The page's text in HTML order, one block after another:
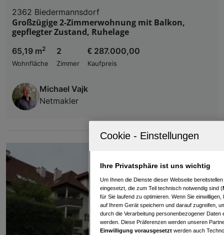
2362 Biedermannsdorf
Großzügige 2-Zimmerwohnung mit Balkon,
gepflegter Zustand, Ruhelage
65,19 m2
Wohnfläche
2
Zimmer
€ 287.000,00
Kaufpreis
Michael Vajk
Netmakler
Ihre Privatsphäre ist uns wichtig
Um Ihnen die Dienste dieser Webseite
eingesetzt, die zum Teil technisch notwendig sind (
für Sie laufend zu optimieren. Wenn Sie
auf Ihrem Gerät speichern und darauf zugreifen,
durch die Verarbeitung personenbezogener
werden. Diese Präferenzen werden unseren
Einwilligung vorausgesetzt werden auch